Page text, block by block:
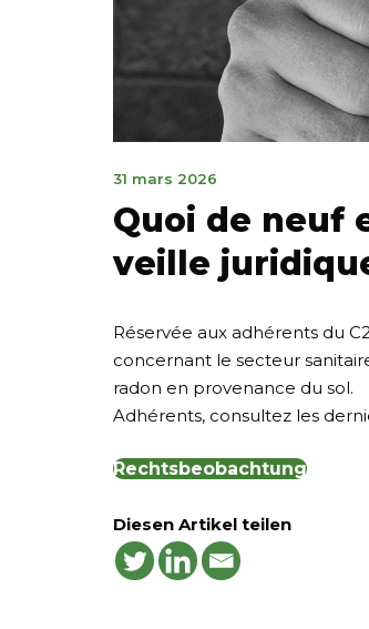
31 mars 2026
mars
2026
Quoi de neuf
veille
Réservée aux adhérents du
concernant le secteur
radon en provenance du sol.
Adhérents, consultez les
Rechtsbeobachtung
Diesen Artikel teilen